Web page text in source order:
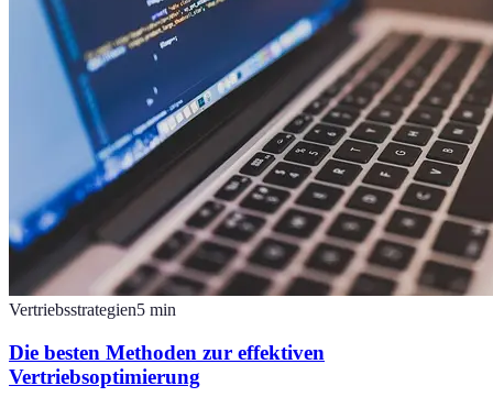
Vertriebsstrategien5 min
Die besten Methoden zur effektiven
Vertriebsoptimierung